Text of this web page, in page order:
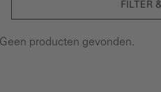
FILTER
producten gevonden.